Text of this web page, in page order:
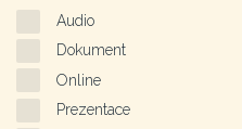
Audio
Dokument
Online
Prezentace